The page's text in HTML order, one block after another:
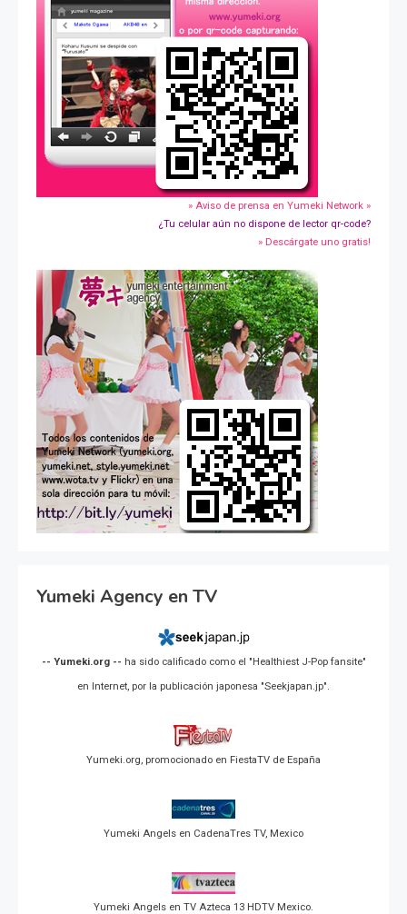
» Aviso de prensa en Yumeki Network »
¿Tu celular aún no dispone de lector qr-code?
» Descárgate uno gratis!
Yumeki Agency en TV
-- Yumeki.org -- ha sido calificado como el "Healthiest J-Pop fansite"
en Internet, por la publicación japonesa "Seekjapan.jp".
Yumeki.org, promocionado en FiestaTV de España
Yumeki Angels en CadenaTres TV, Mexico
Yumeki Angels en TV Azteca 13 HDTV Mexico.